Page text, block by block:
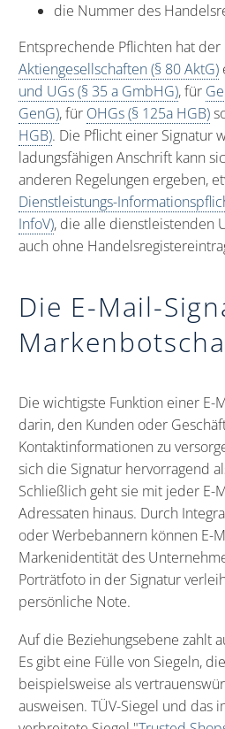
die Nummer des
Entsprechende Pflichten hat
Aktiengesellschaften (§ 80 AktG)
und UGs (§ 35 a GmbHG), für
GenG), für OHGs (§ 125a HGB)
HGB). Die Pflicht einer Signatur
ladungsfähigen Anschrift kann
anderen Regelungen ergeben,
Dienstleistungs-
InfoV), die alle dienstleistenden
auch ohne
Die E-Mail-
Die wichtigste Funktion einer E-
darin, den Kunden oder
Kontaktinformationen zu
sich die Signatur hervorragend
Schließlich geht sie mit jeder E-
Adressaten hinaus. Durch
oder Werbebannern können E-
Markenidentität des
Porträtfoto in der Signatur
persönliche Note.
Auf die Beziehungsebene zahlt
Es gibt eine Fülle von Siegeln,
beispielsweise als
ausweisen. TÜV-Siegel und das